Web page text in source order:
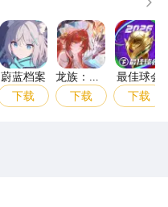
更多
蔚蓝档案
蔚蓝档案
下载
龙族：卡塞尔
龙族：卡
塞尔之门
下载
最佳
最佳球会
下载